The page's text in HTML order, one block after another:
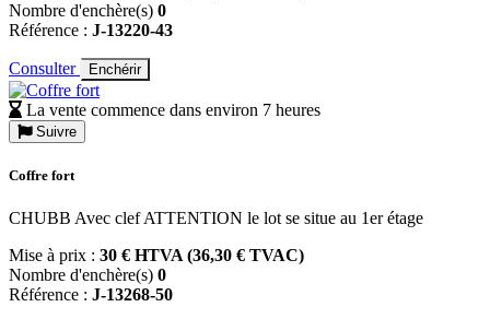
Nombre d'enchère(s) 0
Référence : J-13220-43
Consulter Enchérir
La vente commence dans environ 7 heures
Suivre
Coffre fort
CHUBB Avec clef ATTENTION le lot se situe au 1er étage
Mise à prix : 30 € HTVA (36,30 € TVAC)
Nombre d'enchère(s) 0
Référence : J-13268-50